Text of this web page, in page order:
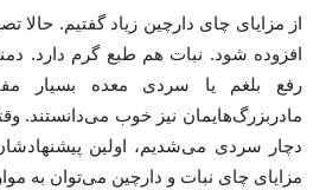
از مزایای چای دارچین زیاد گفتیم. حالا
افزوده شود. نبات هم طبع گرم دارد.
رفع بلغم یا سردی معده بسیار
مادربزرگ‌هایمان نیز خوب می‌دانستند.
دچار سردی می‌شدیم، اولین
مزایای چای نبات و دارچین می‌توان به